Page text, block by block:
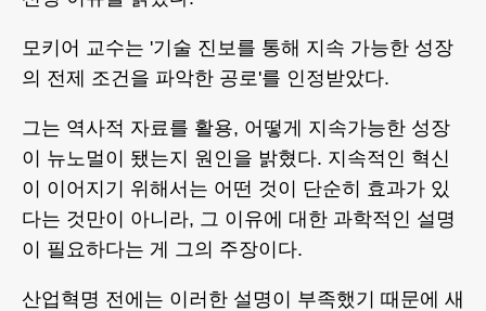
모키어 교수는 '기술 진보를 통해 지속 가능한 성장
의 전제 조건을 파악한 공로'를 인정받았다.
그는 역사적 자료를 활용, 어떻게 지속가능한 성장
이 뉴노멀이 됐는지 원인을 밝혔다. 지속적인 혁신
이 이어지기 위해서는 어떤 것이 단순히 효과가 있
다는 것만이 아니라, 그 이유에 대한 과학적인 설명
이 필요하다는 게 그의 주장이다.
산업혁명 전에는 이러한 설명이 부족했기 때문에 새